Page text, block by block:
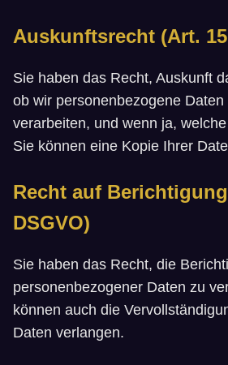
Auskunftsrecht (Art.
Sie haben das Recht, Auskunft
ob wir personenbezogene Daten
verarbeiten, und wenn ja,
Sie können eine Kopie Ihrer
Recht auf
DSGVO)
Sie haben das Recht, die
personenbezogener Daten zu
können auch die
Daten verlangen.